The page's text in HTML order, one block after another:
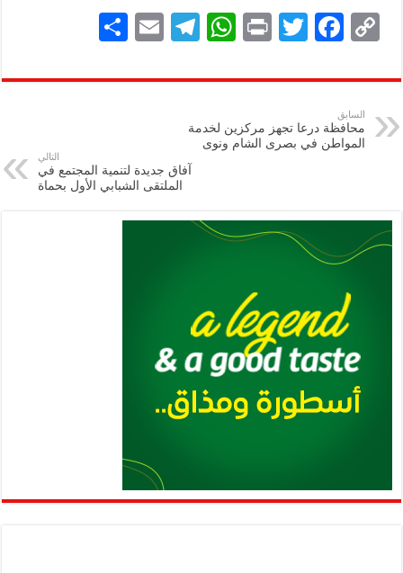
C
p
y
Li
F
eb
k
T
tt
P
nt
W
at
A
p
Te
gr
E
ai
ar
السابق
محافظة درعا تجهز مركزين لخدمة
المواطن في بصرى الشام ونوى
التالي
آفاق جديدة لتنمية المجتمع في
الملتقى الشبابي الأول بحماة